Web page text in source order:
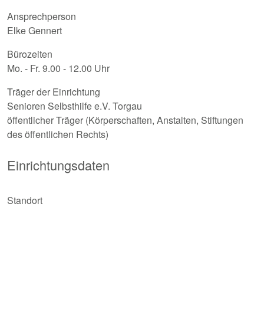
Ansprechperson
Elke Gennert
Bürozeiten
Mo. - Fr. 9.00 - 12.00 Uhr
Träger der Einrichtung
Senioren Selbsthilfe e.V. Torgau
öffentlicher Träger (Körperschaften, Anstalten, Stiftungen
des öffentlichen Rechts)
Einrichtungsdaten
Standort